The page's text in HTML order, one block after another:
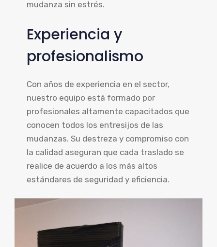
mudanza sin estrés.
Experiencia y
profesionalismo
Con años de experiencia en el sector,
nuestro equipo está formado por
profesionales altamente capacitados que
conocen todos los entresijos de las
mudanzas. Su destreza y compromiso con
la calidad aseguran que cada traslado se
realice de acuerdo a los más altos
estándares de seguridad y eficiencia.